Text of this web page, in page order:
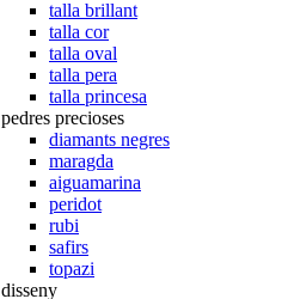
talla brillant
talla cor
talla oval
talla pera
talla princesa
pedres precioses
diamants negres
maragda
aiguamarina
peridot
rubi
safirs
topazi
disseny